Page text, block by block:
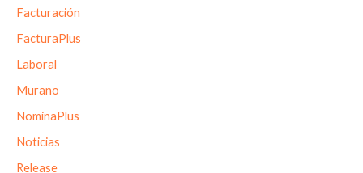
Facturación
FacturaPlus
Laboral
Murano
NominaPlus
Noticias
Release